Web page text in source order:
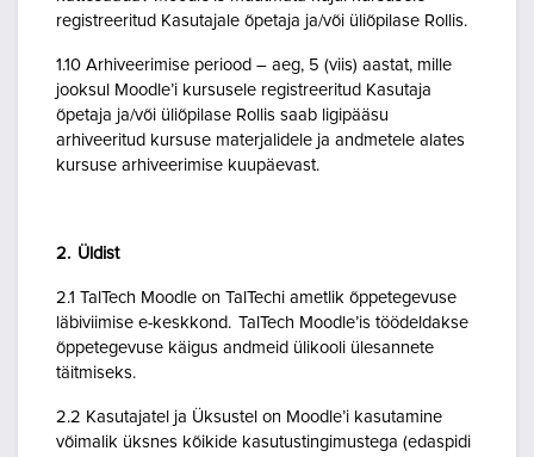
registreeritud Kasutajale õpetaja ja/või üliõpilase Rollis.
1.10 Arhiveerimise periood – aeg, 5 (viis) aastat, mille
jooksul Moodle’i kursusele registreeritud Kasutaja
õpetaja ja/või üliõpilase Rollis saab ligipääsu
arhiveeritud kursuse materjalidele ja andmetele alates
kursuse arhiveerimise kuupäevast.
2. Üldist
2.1 TalTech Moodle on TalTechi ametlik õppetegevuse
läbiviimise e-keskkond. TalTech Moodle’is töödeldakse
õppetegevuse käigus andmeid ülikooli ülesannete
täitmiseks.
2.2 Kasutajatel ja Üksustel on Moodle’i kasutamine
võimalik üksnes kõikide kasutustingimustega (edaspidi